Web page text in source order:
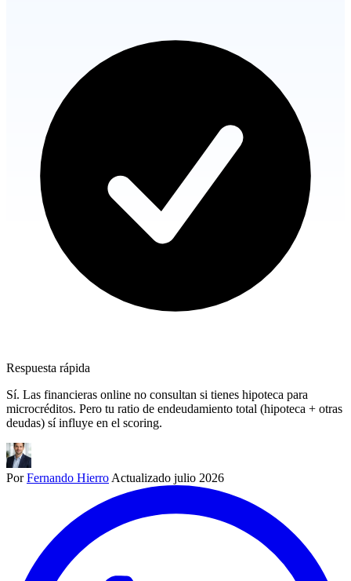
Respuesta rápida
Sí. Las financieras online no consultan si tienes hipoteca para
microcréditos. Pero tu ratio de endeudamiento total (hipoteca + otras
deudas) sí influye en el scoring.
PorFernando Hierro Actualizado julio 2026